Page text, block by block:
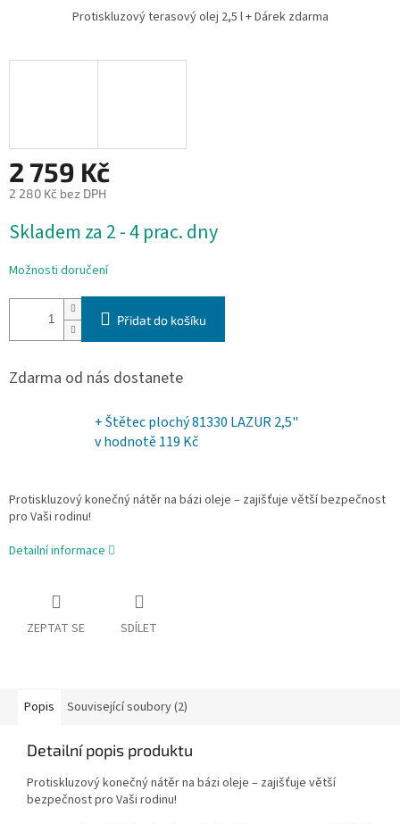
Protiskluzový terasový olej 2,5 l + Dárek zdarma
2 759 Kč
2 280 Kč bez DPH
cena:
Skladem za 2 - 4 prac. dny
Možnosti doručení
Přidat do košíku
Zdarma od nás dostanete
+ Štětec plochý 81330 LAZUR 2,5"
v hodnotě 119 Kč
Protiskluzový konečný nátěr na bázi oleje – zajišťuje větší bezpečnost
pro Vaši rodinu!
Detailní informace
ZEPTAT SE SDÍLET
Popis Související soubory (2)
Detailní popis produktu
Protiskluzový konečný nátěr na bázi oleje – zajišťuje větší
bezpečnost pro Vaši rodinu!